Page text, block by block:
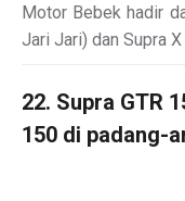
Motor Bebek hadir
Jari Jari) dan Supra
22. Supra GTR
150 di padang-